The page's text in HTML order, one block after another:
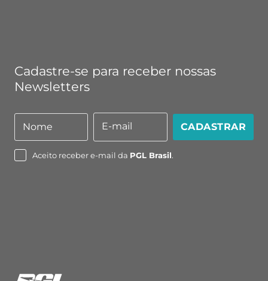
Cadastre-se para receber nossas
Newsletters
Nome
Nome
mail
E-mail CADASTRAR
Aceito receber e-mail da PGL Brasil.